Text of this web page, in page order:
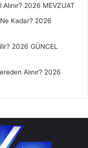
2026 MEVZUAT
Ne Kadar? 2026
2026 GÜNCEL
Alınır? 2026